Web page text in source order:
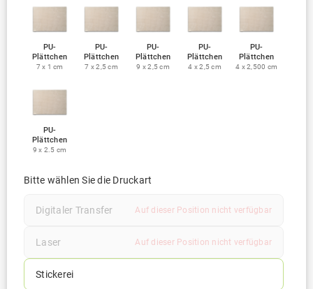
PU-
Plättchen
7 x 1 cm
PU-
Plättchen
7 x 2,5 cm
PU-
Plättchen
9 x 2,5 cm
PU-
Plättchen
4 x 2,5 cm
PU-
Plättchen
4 x 2,500 cm
PU-
Plättchen
9 x 2.5 cm
Bitte wählen Sie die Druckart
Digitaler Transfer Auf dieser Position nicht verfügbar
Laser Auf dieser Position nicht verfügbar
Stickerei